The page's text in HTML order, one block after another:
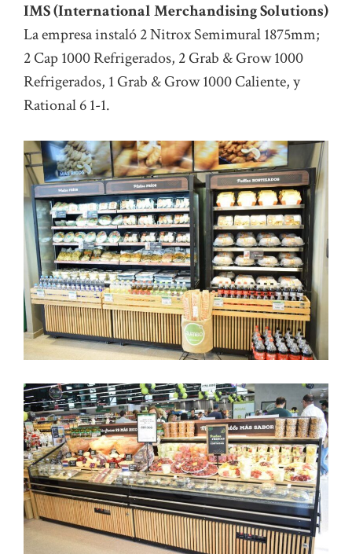
IMS (International Merchandising Solutions)
La empresa instaló 2 Nitrox Semimural 1875mm;
2 Cap 1000 Refrigerados, 2 Grab & Grow 1000
Refrigerados, 1 Grab & Grow 1000 Caliente, y
Rational 6 1-1.